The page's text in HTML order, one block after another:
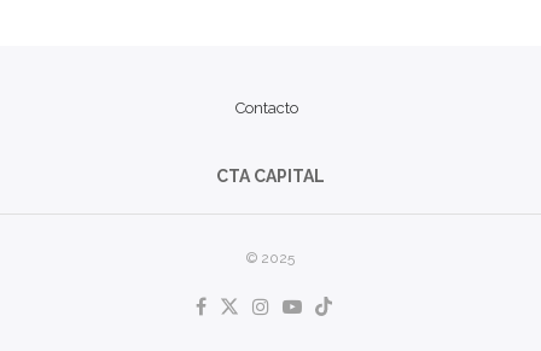
Contacto
CTA CAPITAL
© 2025